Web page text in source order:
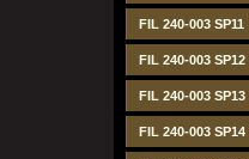
FIL 240-003 SP11
FIL 240-003 SP12
FIL 240-003 SP13
FIL 240-003 SP14